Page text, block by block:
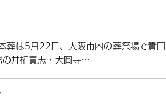
は5月22日、大阪市内の葬祭場で貴田
の井桁貴志・大圓寺…